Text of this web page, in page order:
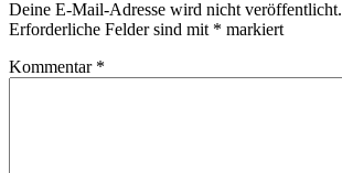
Deine E-Mail-Adresse wird nicht veröffentlicht.
Erforderliche Felder sind mit * markiert
Kommentar *